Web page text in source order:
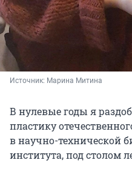
Источник: Марина Митина
В нулевые годы я
пластику
в научно-технической
института, под столом